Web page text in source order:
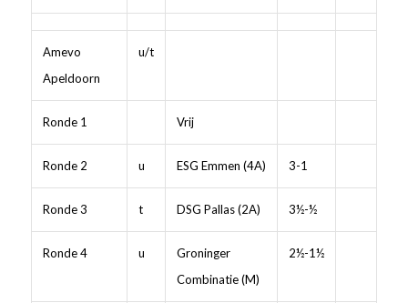
Amevo
Apeldoorn
u/t
Ronde 1 Vrij
Ronde 2 u ESG Emmen (4A) 3-1
Ronde 3 t DSG Pallas (2A) 3½-½
Ronde 4 u
Groninger
Combinatie (M)
2½-1½